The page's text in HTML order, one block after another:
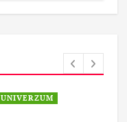
UNIVERZUM